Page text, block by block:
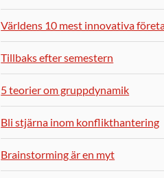
Världens 10 mest innovativa
Tillbaks efter semestern
5 teorier om gruppdynamik
Bli stjärna inom konflikthantering
Brainstorming är en myt